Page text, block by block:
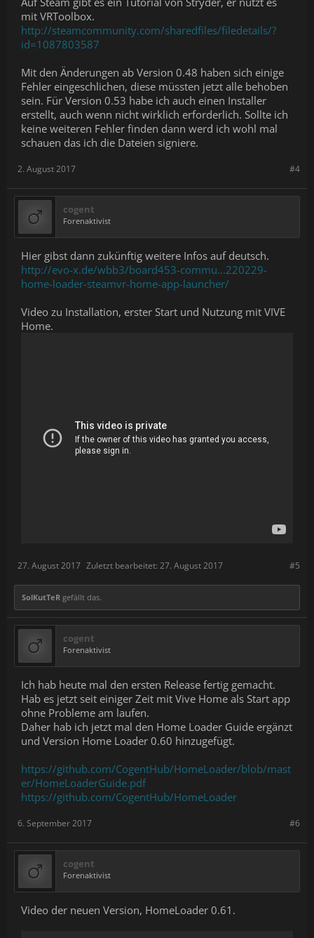
mit VRToolbox.
http://steamcommunity.com/sharedfiles/filedetails/?
id=1087803587
Mit den Änderungen ab Version 0.48 haben sich einige
Fehler eingeschlichen, diese müssten jetzt alle behoben
sein. Für Version 0.53 habe ich auch einen Installer
erstellt, auch wenn nicht wirklich erforderlich. Sollte ich
keine weiteren Fehler finden dann werd ich wohl mal
schauen das ich die Dateien signiere.
#4
2. August 2017
cogent
Forenaktivist
Hier gibst dann zukünftig weitere Infos auf deutsch.
http://evo-x.de/wbb3/board453-commu...220229-
home-loader-steamvr-home-app-launcher/
Video zu Installation, erster Start und Nutzung mit VIVE
Home.
#5
27. August 2017 Zuletzt bearbeitet: 27. August 2017
SolKutTeR gefällt das.
cogent
Forenaktivist
Ich hab heute mal den ersten Release fertig gemacht.
Hab es jetzt seit einiger Zeit mit Vive Home als Start app
ohne Probleme am laufen.
Daher hab ich jetzt mal den Home Loader Guide ergänzt
und Version Home Loader 0.60 hinzugefügt.
https://github.com/CogentHub/HomeLoader/blob/mast
er/HomeLoaderGuide.pdf
https://github.com/CogentHub/HomeLoader
#6
6. September 2017
cogent
Forenaktivist
Video der neuen Version, HomeLoader 0.61.